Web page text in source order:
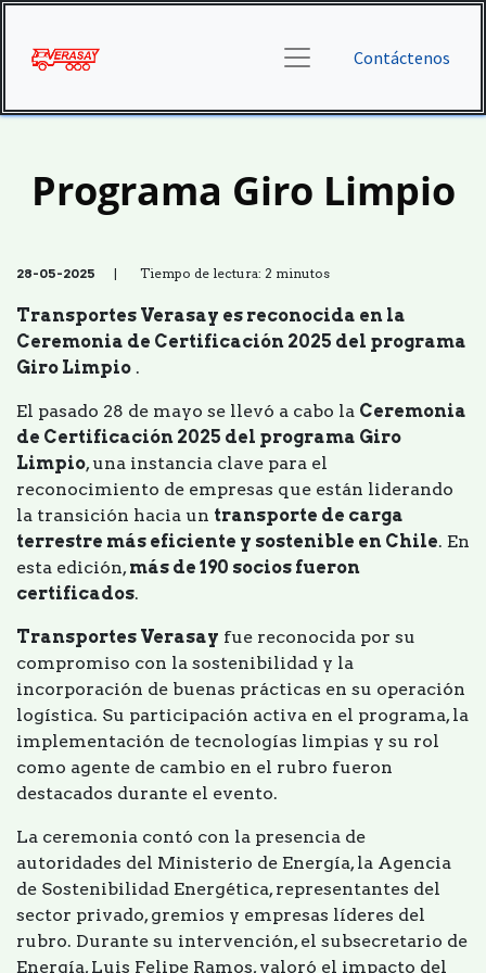
Contáctenos
Programa Giro Limpio
28-05-2025 | Tiempo de lectura: 2 minutos
Transportes Verasay es reconocida en la
Ceremonia de Certificación 2025 del programa
Giro Limpio .
El pasado 28 de mayo se llevó a cabo la Ceremonia
de Certificación 2025 del programa Giro
Limpio, una instancia clave para el
reconocimiento de empresas que están liderando
la transición hacia un transporte de carga
terrestre más eficiente y sostenible en Chile. En
esta edición, más de 190 socios fueron
certificados.
Transportes Verasay fue reconocida por su
compromiso con la sostenibilidad y la
incorporación de buenas prácticas en su operación
logística. Su participación activa en el programa, la
implementación de tecnologías limpias y su rol
como agente de cambio en el rubro fueron
destacados durante el evento.
La ceremonia contó con la presencia de
autoridades del Ministerio de Energía, la Agencia
de Sostenibilidad Energética, representantes del
sector privado, gremios y empresas líderes del
rubro. Durante su intervención, el subsecretario de
Energía, Luis Felipe Ramos, valoró el impacto del